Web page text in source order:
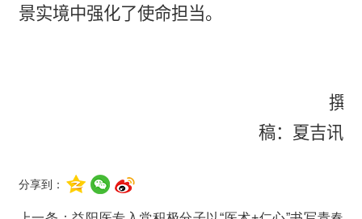
景实境中强化了使命担当。
撰
稿：夏吉讯
分享到：